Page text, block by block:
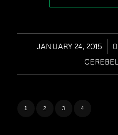
JANUARY 24, 2015
/
1 2 3 4